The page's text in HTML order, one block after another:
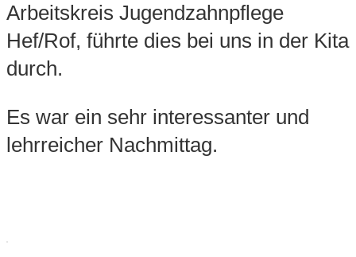
Arbeitskreis Jugendzahnpflege
Hef/Rof, führte dies bei uns in der Kita
durch.
Es war ein sehr interessanter und
lehrreicher Nachmittag.